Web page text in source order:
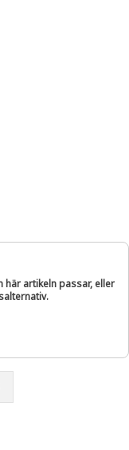
artikeln passar, eller